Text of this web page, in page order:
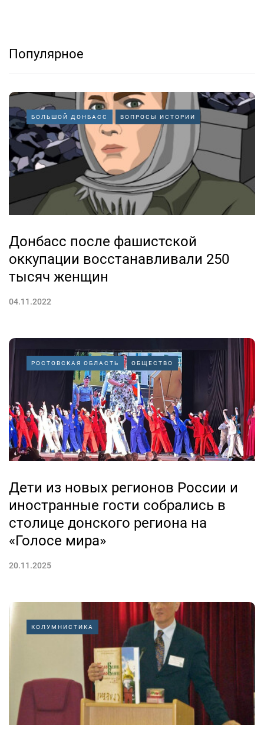
Популярное
БОЛЬШОЙ ДОНБАСС ВОПРОСЫ ИСТОРИИ
Донбасс после фашистской
оккупации восстанавливали 250
тысяч женщин
04.11.2022
РОСТОВСКАЯ ОБЛАСТЬ ОБЩЕСТВО
Дети из новых регионов России и
иностранные гости собрались в
столице донского региона на
«Голосе мира»
20.11.2025
КОЛУМНИСТИКА